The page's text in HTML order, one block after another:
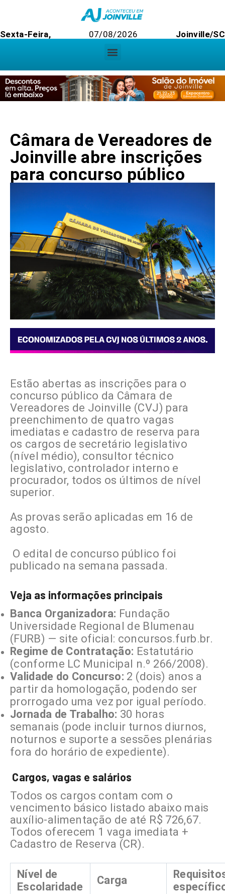
Sexta-Feira, 07/08/2026 Joinville/SC
Câmara de Vereadores de
Joinville abre inscrições
para concurso público
Estão abertas as inscrições para o
concurso público da Câmara de
Vereadores de Joinville (CVJ) para
preenchimento de quatro vagas
imediatas e cadastro de reserva para
os cargos de secretário legislativo
(nível médio), consultor técnico
legislativo, controlador interno e
procurador, todos os últimos de nível
superior.
As provas serão aplicadas em 16 de
agosto.
O edital de concurso público foi
publicado na semana passada.
Veja as informações principais
Banca Organizadora: Fundação
Universidade Regional de Blumenau
(FURB) — site oficial: concursos.furb.br.
Regime de Contratação: Estatutário
(conforme LC Municipal n.º 266/2008).
Validade do Concurso: 2 (dois) anos a
partir da homologação, podendo ser
prorrogado uma vez por igual período.
Jornada de Trabalho: 30 horas
semanais (pode incluir turnos diurnos,
noturnos e suporte a sessões plenárias
fora do horário de expediente).
Cargos, vagas e salários
Todos os cargos contam com o
vencimento básico listado abaixo mais
auxílio-alimentação de até R$ 726,67.
Todos oferecem 1 vaga imediata +
Cadastro de Reserva (CR).
Nível de
Escolaridade
Carga